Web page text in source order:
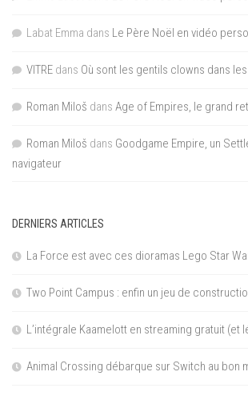
Labat Emma dans Le Père Noël en vidéo
VITRE dans Où sont les gentils clowns dans
Roman Miloš dans Age of Empires, le grand
Roman Miloš dans Goodgame Empire, un
navigateur
DERNIERS ARTICLES
La Force est avec ces dioramas Lego Star
Two Point Campus : enfin un jeu de
L’intégrale Kaamelott en streaming gratuit (et
Animal Crossing débarque sur Switch au bon